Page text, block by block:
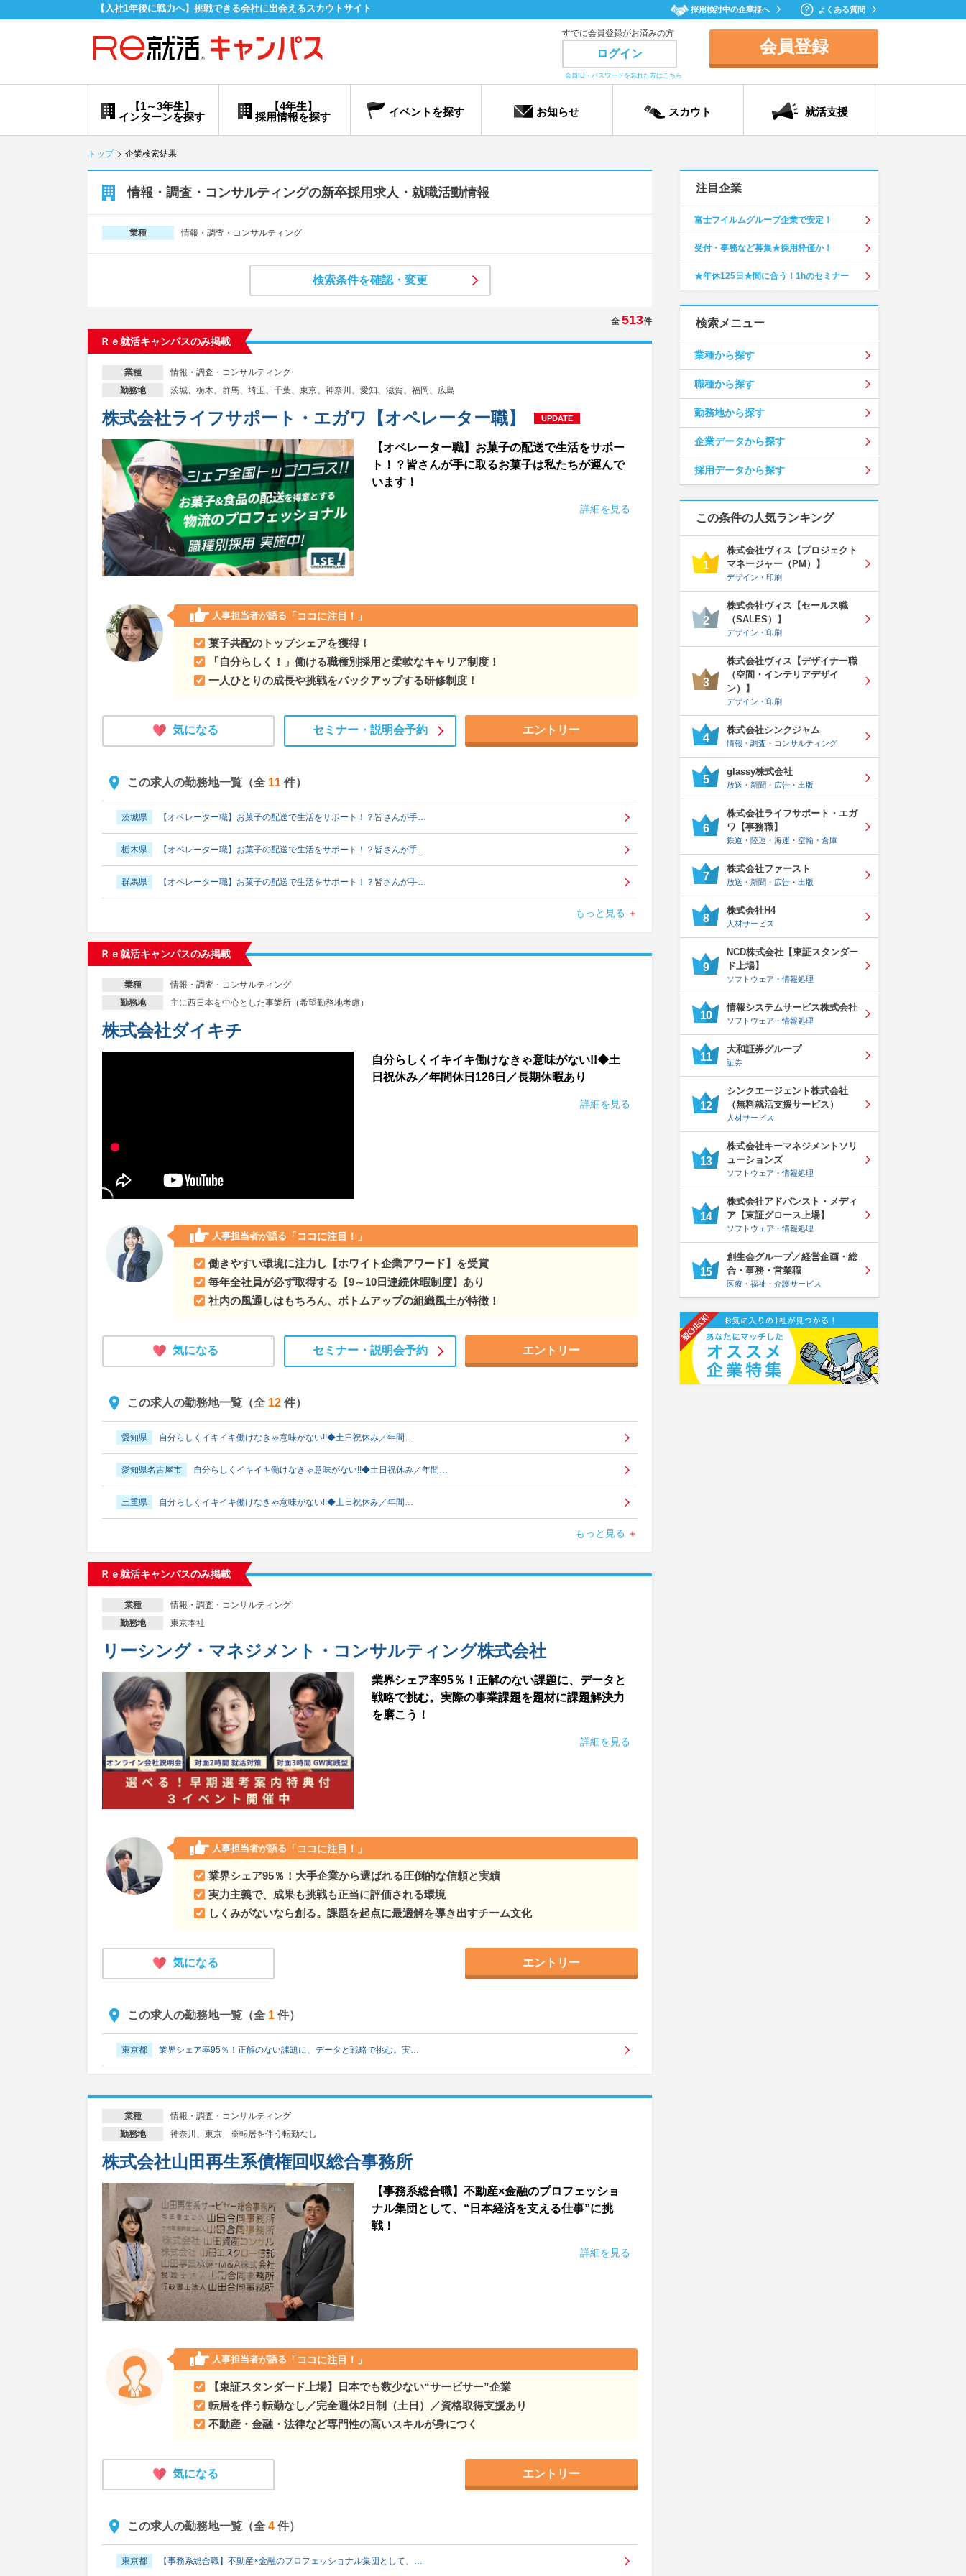
【入社1年後に戦力へ】挑戦できる会社に出会えるスカウトサイト 採用検討中の企業様へ よくある質問
すでに会員登録がお済みの方
ログイン
会員ID・パスワードを忘れた方はこちら
会員登録
【4年生】
採用情報を探す
【1～3年生】
インターンを探す
イベントを探す お知らせ スカウト 就活支援
トップ 企業検索結果
情報・調査・コンサルティングの新卒採用求人・就職活動情報
業種 情報・調査・コンサルティング
検索条件を確認・変更
全 513件
Ｒｅ就活キャンパスのみ掲載
業種 情報・調査・コンサルティング
勤務地 茨城、栃木、群馬、埼玉、千葉、東京、神奈川、愛知、滋賀、福岡、広島
株式会社ライフサポート・エガワ【オペレーター職】 UPDATE
【オペレーター職】お菓子の配送で生活をサポー
ト！？皆さんが手に取るお菓子は私たちが運んで
います！
詳細を見る
人事担当者が語る 「ココに注目！」
菓子共配のトップシェアを獲得！
「自分らしく！」働ける職種別採用と柔軟なキャリア制度！
一人ひとりの成長や挑戦をバックアップする研修制度！
気になる セミナー・ 説明会予約 エントリー
この求人の勤務地一覧（全 11 件）
茨城県 【オペレーター職】お菓子の配送で生活をサポート！？皆さんが手…
栃木県 【オペレーター職】お菓子の配送で生活をサポート！？皆さんが手…
群馬県 【オペレーター職】お菓子の配送で生活をサポート！？皆さんが手…
千葉県 【オペレーター職】お菓子の配送で生活をサポート！？皆さんが手…
東京都 【オペレーター職】お菓子の配送で生活をサポート！？皆さんが手…
【オペレーター職】お菓子の配送で生活をサポート！？皆さんが手…
もっと見る
Ｒｅ就活キャンパスのみ掲載
業種 情報・調査・コンサルティング
勤務地 主に西日本を中心とした事業所（希望勤務地考慮）
株式会社ダイキチ
自分らしくイキイキ働けなきゃ意味がない!!◆土
日祝休み／年間休日126日／長期休暇あり
詳細を見る
人事担当者が語る 「ココに注目！」
働きやすい環境に注力し【ホワイト企業アワード】を受賞
毎年全社員が必ず取得する【9～10日連続休暇制度】あり
社内の風通しはもちろん、ボトムアップの組織風土が特徴！
気になる セミナー・ 説明会予約 エントリー
この求人の勤務地一覧（全 12 件）
愛知県 自分らしくイキイキ働けなきゃ意味がない!!◆土日祝休み／年間…
愛知県名古屋市 自分らしくイキイキ働けなきゃ意味がない!!◆土日祝休み／年間…
三重県 自分らしくイキイキ働けなきゃ意味がない!!◆土日祝休み／年間…
京都府京都市 自分らしくイキイキ働けなきゃ意味がない!!◆土日祝休み／年間…
大阪府 自分らしくイキイキ働けなきゃ意味がない!!◆土日祝休み／年間…
兵庫県神戸市 自分らしくイキイキ働けなきゃ意味がない!!◆土日祝休み／年間…
岡山県 自分らしくイキイキ働けなきゃ意味がない!!◆土日祝休み／年間…
岡山県岡山市 自分らしくイキイキ働けなきゃ意味がない!!◆土日祝休み／年間…
自分らしくイキイキ働けなきゃ意味がない!!◆土日祝休み／年間…
もっと見る
Ｒｅ就活キャンパスのみ掲載
業種 情報・調査・コンサルティング
勤務地 東京本社
リーシング・マネジメント・コンサルティング株式会社
業界シェア率95％！正解のない課題に、データと
戦略で挑む。実際の事業課題を題材に課題解決力
を磨こう！
詳細を見る
人事担当者が語る 「ココに注目！」
業界シェア95％！大手企業から選ばれる圧倒的な信頼と実績
実力主義で、成果も挑戦も正当に評価される環境
しくみがないなら創る。課題を起点に最適解を導き出すチーム文化
気になる エントリー
この求人の勤務地一覧（全 1 件）
東京都 業界シェア率95％！正解のない課題に、データと戦略で挑む。実…
業種 情報・調査・コンサルティング
勤務地 神奈川、東京 ※転居を伴う転勤なし
株式会社山田再生系債権回収総合事務所
【事務系総合職】不動産×金融のプロフェッショ
ナル集団として、“日本経済を支える仕事”に挑
戦！
詳細を見る
人事担当者が語る 「ココに注目！」
【東証スタンダード上場】日本でも数少ない“サービサー”企業
転居を伴う転勤なし／完全週休2日制（土日）／資格取得支援あり
不動産・金融・法律など専門性の高いスキルが身につく
気になる エントリー
この求人の勤務地一覧（全 4 件）
東京都 【事務系総合職】不動産×金融のプロフェッショナル集団として、…
注目企業
富士フイルムグループ企業で安定！
受付・事務など募集★採用枠僅か！
★年休125日★間に合う！1hのセミナー
検索メニュー
業種から探す
職種から探す
勤務地から探す
企業データから探す
採用データから探す
この条件の人気ランキング
1
株式会社ヴィス【プロジェクト
マネージャー（PM）】
デザイン・印刷
2
株式会社ヴィス【セールス職
（SALES）】
デザイン・印刷
3
株式会社ヴィス【デザイナー職
（空間・インテリアデザイ
ン）】
デザイン・印刷
4
株式会社シンクジャム
情報・調査・コンサルティング
5
glassy株式会社
放送・新聞・広告・出版
6
株式会社ライフサポート・エガ
ワ【事務職】
鉄道・陸運・海運・空輸・倉庫
7
株式会社ファースト
放送・新聞・広告・出版
8
株式会社H4
人材サービス
9
NCD株式会社【東証スタンダー
ド上場】
ソフトウェア・情報処理
10
情報システムサービス株式会社
ソフトウェア・情報処理
11
大和証券グループ
証券
12
シンクエージェント株式会社
（無料就活支援サービス）
人材サービス
13
株式会社キーマネジメントソリ
ューションズ
ソフトウェア・情報処理
14
株式会社アドバンスト・メディ
ア【東証グロース上場】
ソフトウェア・情報処理
15
創生会グループ／経営企画・総
合・事務・営業職
医療・福祉・介護サービス